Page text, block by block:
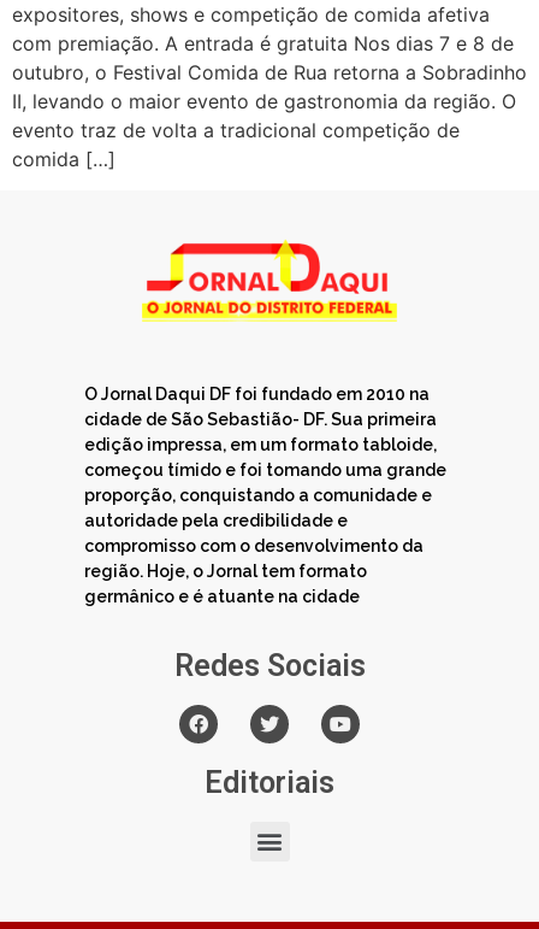
expositores, shows e competição de comida afetiva
com premiação. A entrada é gratuita Nos dias 7 e 8 de
outubro, o Festival Comida de Rua retorna a Sobradinho
II, levando o maior evento de gastronomia da região. O
evento traz de volta a tradicional competição de
comida […]
O Jornal Daqui DF foi fundado em 2010 na
cidade de São Sebastião- DF. Sua primeira
edição impressa, em um formato tabloide,
começou tímido e foi tomando uma grande
proporção, conquistando a comunidade e
autoridade pela credibilidade e
compromisso com o desenvolvimento da
região. Hoje, o Jornal tem formato
germânico e é atuante na cidade
Redes Sociais
Editoriais